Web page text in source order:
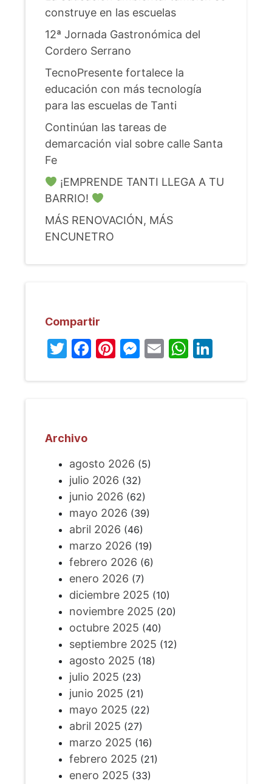
construye en las escuelas
12ª Jornada Gastronómica del
Cordero Serrano
TecnoPresente fortalece la
educación con más tecnología
para las escuelas de Tanti
Continúan las tareas de
demarcación vial sobre calle Santa
Fe
¡EMPRENDE TANTI LLEGA A TU
BARRIO!
MÁS RENOVACIÓN, MÁS
ENCUNETRO
Compartir
Twitter
Facebook
Pinterest
Messenger
Email
Archivo
agosto 2026 (5)
julio 2026 (32)
junio 2026 (62)
mayo 2026 (39)
abril 2026 (46)
marzo 2026 (19)
febrero 2026 (6)
enero 2026 (7)
diciembre 2025 (10)
noviembre 2025 (20)
octubre 2025 (40)
septiembre 2025 (12)
agosto 2025 (18)
julio 2025 (23)
junio 2025 (21)
mayo 2025 (22)
abril 2025 (27)
marzo 2025 (16)
febrero 2025 (21)
enero 2025 (33)